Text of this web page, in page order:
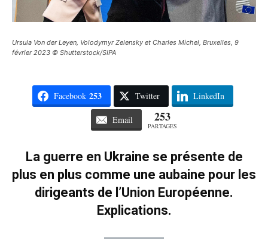
Ursula Von der Leyen, Volodymyr Zelensky et Charles Michel, Bruxelles, 9
février 2023 © Shutterstock/SIPA
Facebook 253 Twitter LinkedIn
Email 253
PARTAGES
La guerre en Ukraine se présente de
plus en plus comme une aubaine pour les
dirigeants de l’Union Européenne.
Explications.